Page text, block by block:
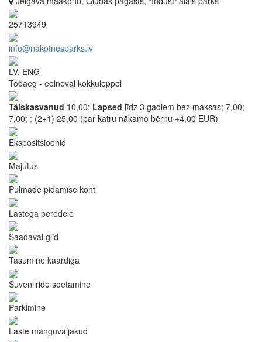
25713949
info@nakotnesparks.lv
LV, ENG
Tööaeg - eelneval kokkuleppel
Täiskasvanud 10,00; Lapsed līdz 3 gadiem bez maksas; 7,00;
7,00; ; (2+1) 25,00 (par katru nākamo bērnu +4,00 EUR)
Ekspositsioonid
Majutus
Pulmade pidamise koht
Lastega peredele
Saadaval giid
Tasumine kaardiga
Suveniiride soetamine
Parkimine
Laste mänguväljakud